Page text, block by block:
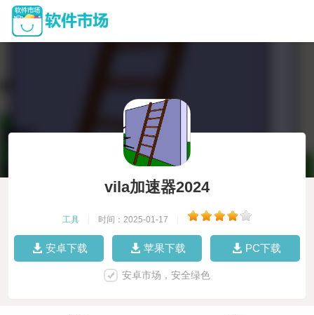
vila加速器2024
工具 时间：2025-01-17
安卓下载 苹果下载 PC下载
安卓市场，安全绿色